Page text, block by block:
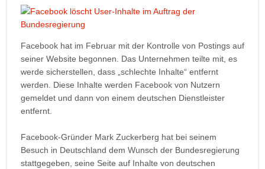
Facebook hat im Februar mit der Kontrolle von Postings auf
seiner Website begonnen. Das Unternehmen teilte mit, es
werde sicherstellen, dass „schlechte Inhalte“ entfernt
werden. Diese Inhalte werden Facebook von Nutzern
gemeldet und dann von einem deutschen Dienstleister
entfernt.
Facebook-Gründer Mark Zuckerberg hat bei seinem
Besuch in Deutschland dem Wunsch der Bundesregierung
stattgegeben, seine Seite auf Inhalte von deutschen